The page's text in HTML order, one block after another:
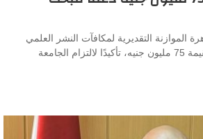
الموازنة التقديرية لمكافآت النشر العلمي
الدولي،عن عام 2024، بقيمة 75 مليون جنيه، تأكيدًا لالتزام الجامعة